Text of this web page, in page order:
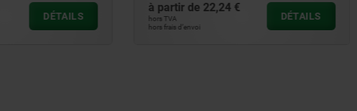
DÉTAILS
à partir de0,90 €
hors TVA
hors frais d’envoi
DÉTAILS